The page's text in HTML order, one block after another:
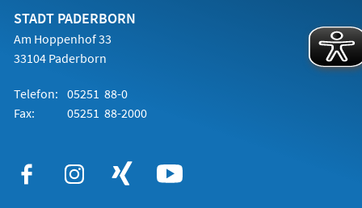
STADT PADERBORN
Am Hoppenhof 33
33104 Paderborn
Telefon: 05251 88-0
Fax:
05251 88-2000